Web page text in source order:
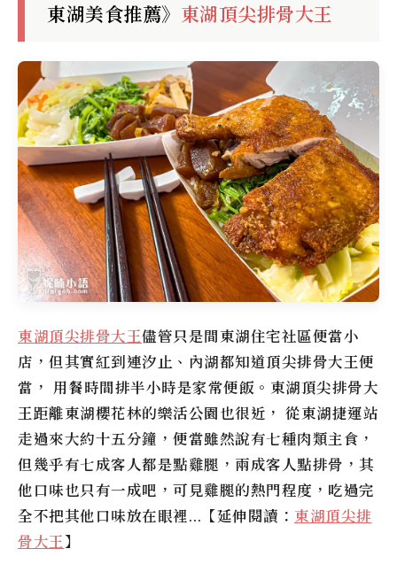
東湖美食推薦》 東湖頂尖排骨大王
東湖頂尖排骨大王儘管只是間東湖住宅社區便當小
店，但其實紅到連汐止、內湖都知道頂尖排骨大王便
當， 用餐時間排半小時是家常便飯。東湖頂尖排骨大
王距離東湖櫻花林的樂活公園也很近， 從東湖捷運站
走過來大約十五分鐘，便當雖然說有七種肉類主食，
但幾乎有七成客人都是點雞腿，兩成客人點排骨，其
他口味也只有一成吧，可見雞腿的熱門程度，吃過完
全不把其他口味放在眼裡…【延伸閱讀： 東湖頂尖排
骨大王】